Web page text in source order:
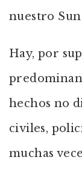
nuestro Sun
Hay, por
hechos no
civiles,
muchas